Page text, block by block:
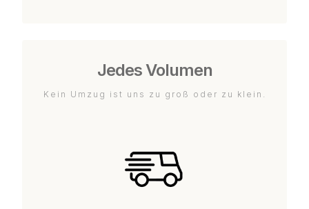
Jedes Volumen
Kein Umzug ist uns zu groß oder zu klein.